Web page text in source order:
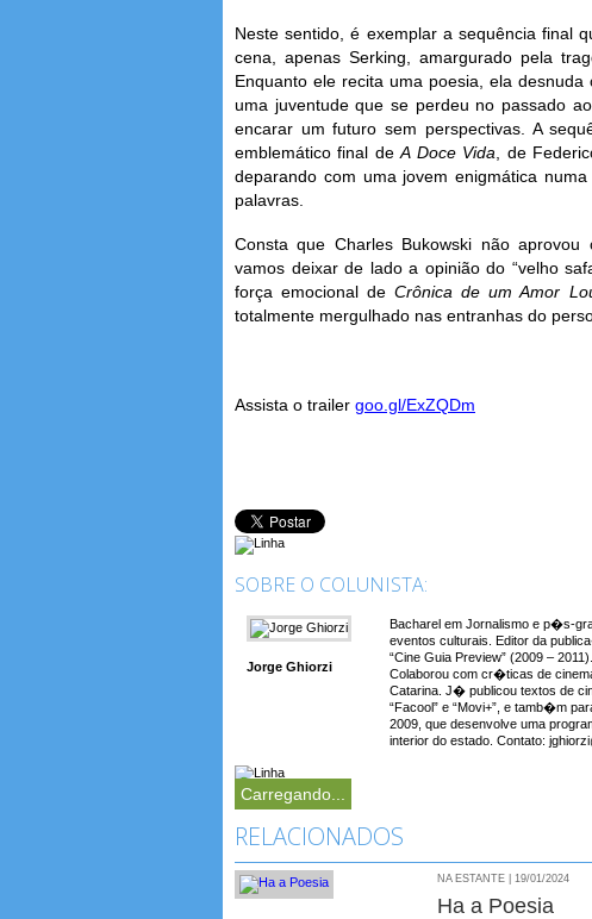
Neste sentido, é exemplar a sequência final
cena, apenas Serking, amargurado pela
Enquanto ele recita uma poesia, ela
uma juventude que se perdeu no passado
encarar um futuro sem perspectivas. A
emblemático final deA Doce Vida , de
deparando com uma jovem enigmática
palavras.
Consta que Charles Bukowski não
vamos deixar de lado a opinião do “velho
força emocional deCrônica de um Amor
totalmente mergulhado nas entranhas do
Assista o trailer goo.gl/ExZQDm
SOBRE O COLUNISTA:
Jorge Ghiorzi
Bacharel em Jornalismo e p�s-
eventos culturais. Editor da
“Cine Guia Preview” (2009 –
Colaborou com cr�ticas de
Catarina. J� publicou textos de
“Facool” e “Movi+”, e tamb�m
2009, que desenvolve uma
interior do estado. Contato:
Carregando...
RELACIONADOS
NA ESTANTE | 19/01/2024
Ha a Poesia